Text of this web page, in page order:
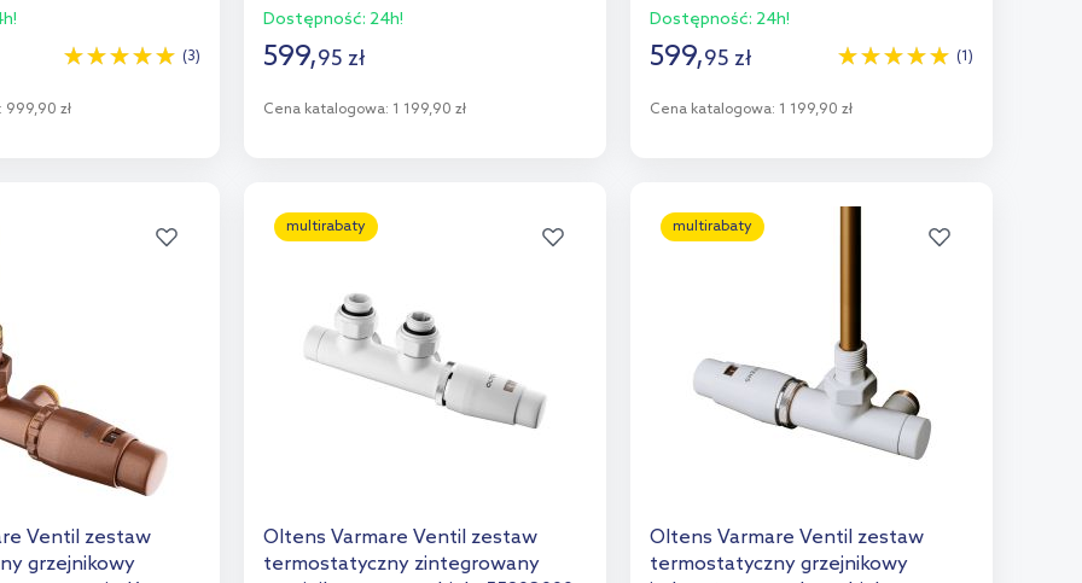
999,90 zł
(3)
do porównania
szczotkowana 55905610
Dostępność: 24h!
599,95 zł
Cena katalogowa: 1 199,90 zł
Dodaj do porównania
55906000
Dostępność: 24h!
599,95 zł
Cena katalogowa: 1 199,90 zł
(1)
Dodaj do porównania
Ventil zestaw
grzejnikowy
multirabaty
Oltens Varmare Ventil zestaw
termostatyczny zintegrowany
multirabaty
Oltens Varmare Ventil zestaw
termostatyczny grzejnikowy